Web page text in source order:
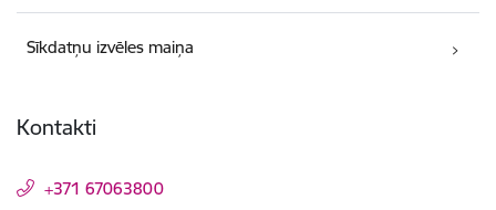
Sīkdatņu izvēles maiņa
Kontakti
+371 67063800